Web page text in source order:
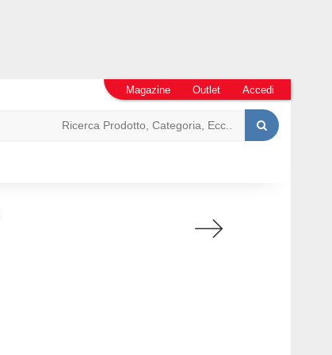
Magazine Outlet Accedi